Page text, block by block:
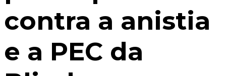
contra a anistia
e a PEC da